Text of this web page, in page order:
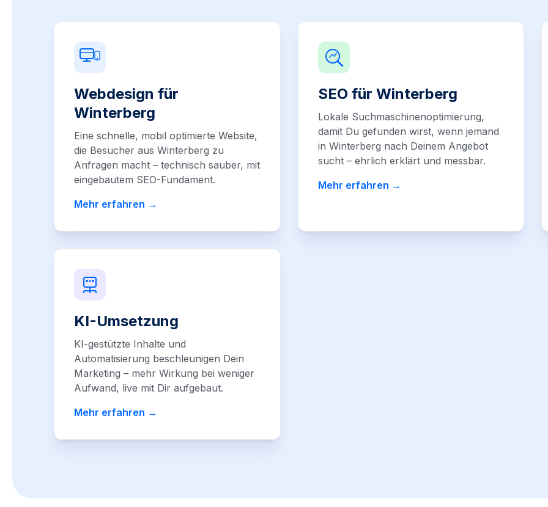
Webdesign für
Winterberg
Eine schnelle, mobil optimierte Website,
die Besucher aus Winterberg zu
Anfragen macht – technisch sauber, mit
eingebautem SEO-Fundament.
Mehr erfahren →
SEO für Winterberg
Lokale Suchmaschinenoptimierung,
damit Du gefunden wirst, wenn jemand
in Winterberg nach Deinem Angebot
sucht – ehrlich erklärt und messbar.
Mehr erfahren →
KI-Umsetzung
KI-gestützte Inhalte und
Automatisierung beschleunigen Dein
Marketing – mehr Wirkung bei weniger
Aufwand, live mit Dir aufgebaut.
Mehr erfahren →